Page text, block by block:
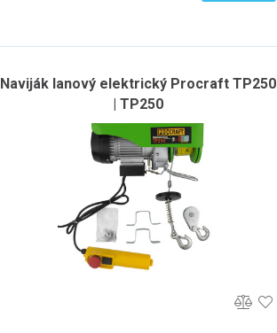
Naviják lanový elektrický Procraft TP250
| TP250